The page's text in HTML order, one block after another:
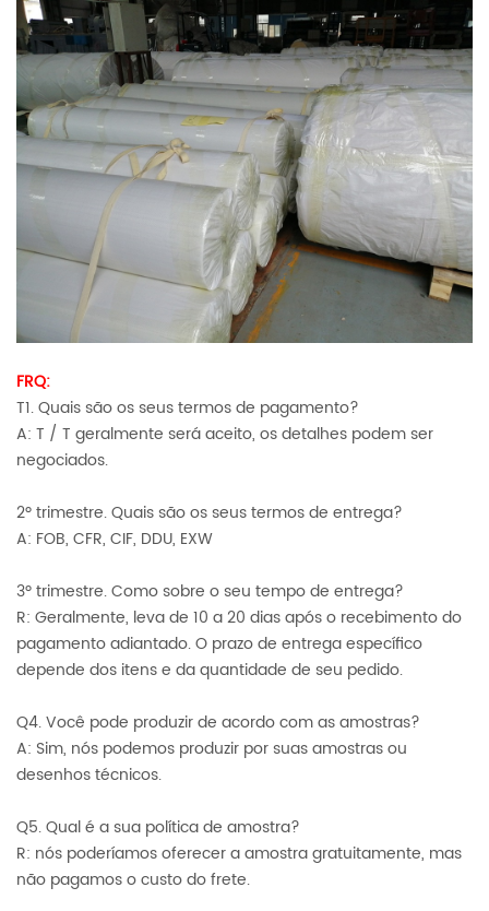
FRQ:
T1. Quais são os seus termos de pagamento?
A: T / T geralmente será aceito, os detalhes podem ser
negociados.
2º trimestre. Quais são os seus termos de entrega?
A: FOB, CFR, CIF, DDU, EXW
3º trimestre. Como sobre o seu tempo de entrega?
R: Geralmente, leva de 10 a 20 dias após o recebimento do
pagamento adiantado. O prazo de entrega específico
depende dos itens e da quantidade de seu pedido.
Q4. Você pode produzir de acordo com as amostras?
A: Sim, nós podemos produzir por suas amostras ou
desenhos técnicos.
Q5. Qual é a sua política de amostra?
R: nós poderíamos oferecer a amostra gratuitamente, mas
não pagamos o custo do frete.